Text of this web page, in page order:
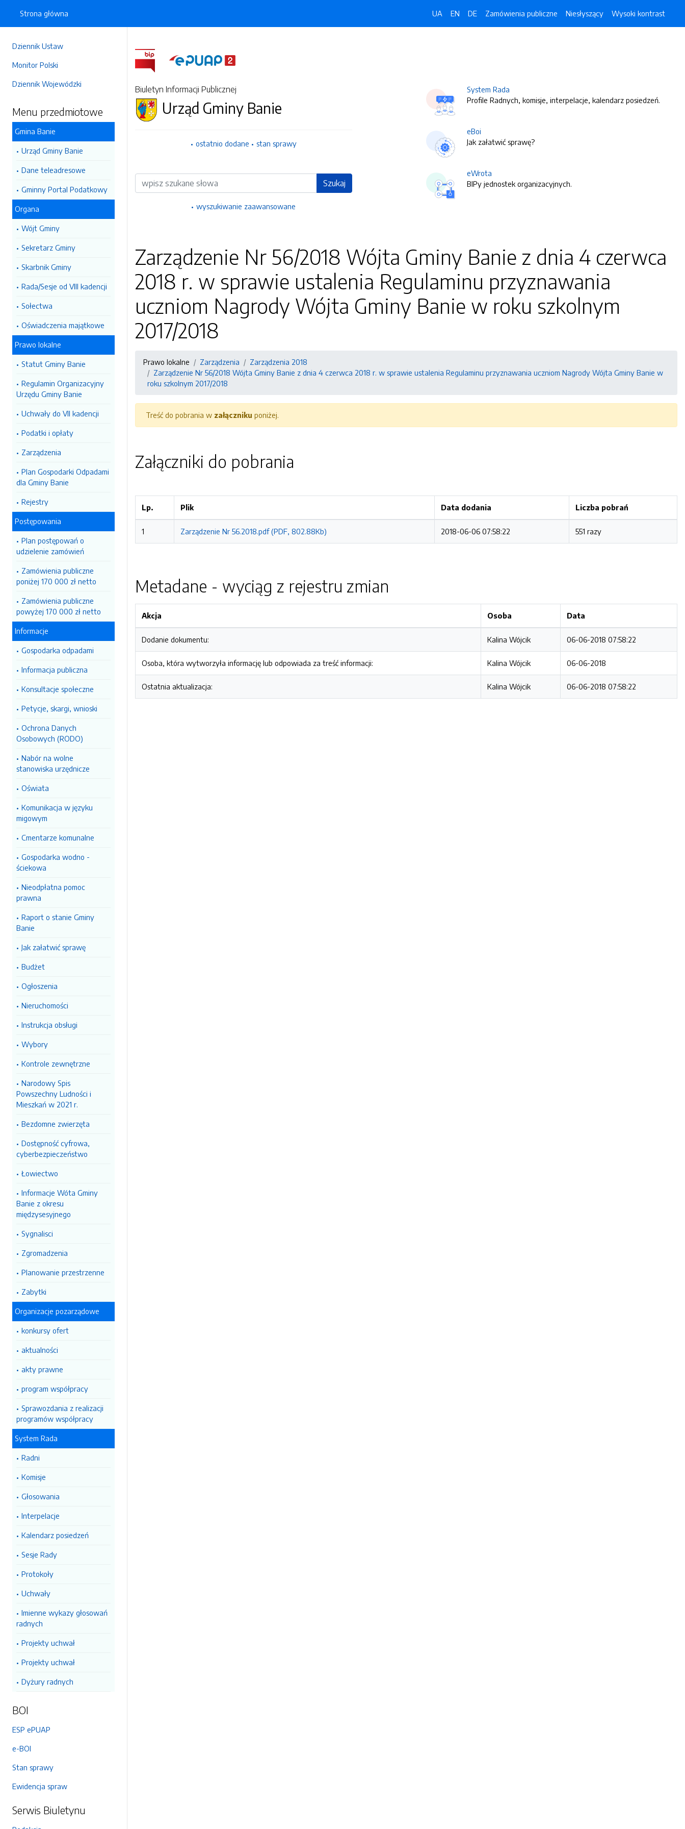
Dziennik Ustaw
Monitor Polski
Dziennik Wojewódzki
Menu przedmiotowe
Gmina Banie
Urząd Gminy Banie
Dane teleadresowe
Gminny Portal Podatkowy
Organa
Wójt Gminy
Sekretarz Gminy
Skarbnik Gminy
Rada/Sesje od VIII kadencji
Sołectwa
Oświadczenia majątkowe
Prawo lokalne
Statut Gminy Banie
Regulamin Organizacyjny
Urzędu Gminy Banie
Uchwały do VII kadencji
Podatki i opłaty
Zarządzenia
Plan Gospodarki Odpadami
dla Gminy Banie
Rejestry
Postępowania
Plan postępowań o
udzielenie zamówień
Zamówienia publiczne
poniżej 170 000 zł netto
Zamówienia publiczne
powyżej 170 000 zł netto
Informacje
Gospodarka odpadami
Informacja publiczna
Konsultacje społeczne
Petycje, skargi, wnioski
Ochrona Danych
Osobowych (RODO)
Nabór na wolne
stanowiska urzędnicze
Oświata
Komunikacja w języku
migowym
Cmentarze komunalne
Gospodarka wodno -
ściekowa
Nieodpłatna pomoc
prawna
Raport o stanie Gminy
Banie
Jak załatwić sprawę
Budżet
Ogłoszenia
Nieruchomości
Instrukcja obsługi
Wybory
Kontrole zewnętrzne
Narodowy Spis
Powszechny Ludności i
Mieszkań w 2021 r.
Bezdomne zwierzęta
Dostępność cyfrowa,
cyberbezpieczeństwo
Łowiectwo
Informacje Wóta Gminy
Banie z okresu
międzysesyjnego
Sygnalisci
Zgromadzenia
Planowanie przestrzenne
Zabytki
Organizacje pozarządowe
konkursy ofert
aktualności
akty prawne
program współpracy
Sprawozdania z realizacji
programów współpracy
System Rada
Radni
Komisje
Głosowania
Interpelacje
Kalendarz posiedzeń
Sesje Rady
Protokoły
Uchwały
Imienne wykazy głosowań
radnych
Projekty uchwał
Projekty uchwał
Dyżury radnych
BOI
ESP ePUAP
e-BOI
Stan sprawy
Ewidencja spraw
Serwis Biuletynu
Strona główna UA EN DE Zamówienia publiczne Niesłyszący Wysoki kontrast
Biuletyn Informacji Publicznej
Urząd Gminy Banie
ostatnio dodane stan sprawy
Wyszukiwarka Szukaj
wyszukiwanie zaawansowane
System Rada
Profile Radnych, komisje, interpelacje, kalendarz posiedzeń.
eBoi
Jak załatwić sprawę?
eWrota
BIPy jednostek organizacyjnych.
Zarządzenie Nr 56/2018 Wójta Gminy Banie z dnia 4 czerwca
2018 r. w sprawie ustalenia Regulaminu przyznawania
uczniom Nagrody Wójta Gminy Banie w roku szkolnym
2017/2018
Prawo lokalne Zarządzenia
Zarządzenia 2018
Zarządzenie Nr 56/2018 Wójta Gminy Banie z dnia 4 czerwca 2018 r. w sprawie ustalenia Regulaminu przyznawania uczniom Nagrody Wójta Gminy Banie w
roku szkolnym 2017/2018
Treść do pobrania w załączniku poniżej.
Załączniki do pobrania
Lp. Plik Data dodania Liczba pobrań
1 Zarządzenie Nr 56.2018.pdf (PDF, 802.88Kb) 2018-06-06 07:58:22 551 razy
Metadane - wyciąg z rejestru zmian
Akcja Osoba Data
Dodanie dokumentu: Kalina Wójcik 06-06-2018 07:58:22
Osoba, która wytworzyła informację lub odpowiada za treść informacji: Kalina Wójcik 06-06-2018
Ostatnia aktualizacja: Kalina Wójcik 06-06-2018 07:58:22